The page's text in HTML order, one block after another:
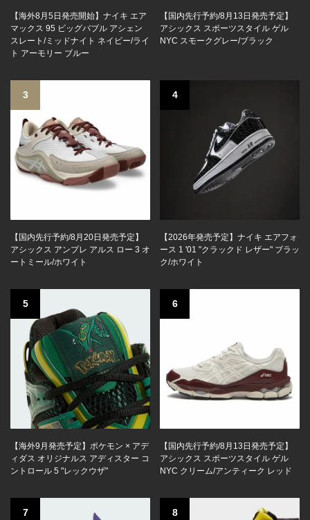
【海外8月5日発売開始】ナイキ エア
マックス 95 ビッグバブル アシェン
スレート/ミッドナイト ネイビー/ライ
ト アーモリー ブルー
【国内先行予約/8月13日発売予定】
アシックス スポーツスタイル ゲル
NYC スモークグレー/ブラック
3
【国内先行予約/8月20日発売予定】
アシックス アンプレ アルス ロー 3 オ
ートミール/ホワイト
4
【2026年発売予定】ナイキ エアフォ
ース 1 '01 "クラックド レザー" ブラッ
ク/ホワイト
5
【海外9月発売予定】ポケモン × アデ
ィダス オリジナルス アディスター コ
ントロール 5 "レックウザ"
6
【国内先行予約/8月13日発売予定】
アシックス スポーツスタイル ゲル
NYC クリーム/アンティーク レッド
7 8